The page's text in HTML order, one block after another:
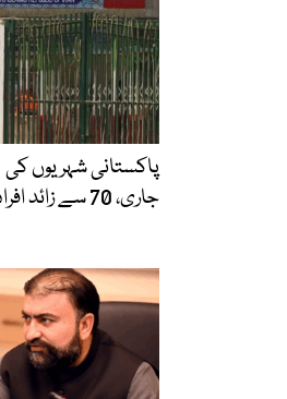
پاکستانی شہریوں
جاری، 70 سے زائد افراد وطن پہنچ گئے